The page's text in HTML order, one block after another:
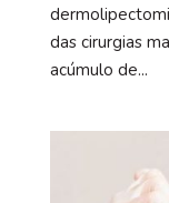
das cirurgias
acúmulo de...